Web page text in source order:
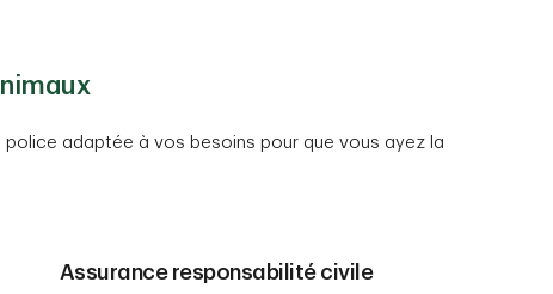
adaptée à vos besoins pour que vous ayez la
Assurance responsabilité civile